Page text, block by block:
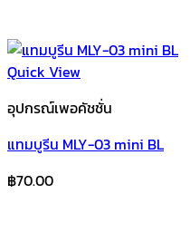
Quick View
อุปกรณ์เพอคัชชั่น
แทมบูรีน MLY-03 mini BL
฿70.00